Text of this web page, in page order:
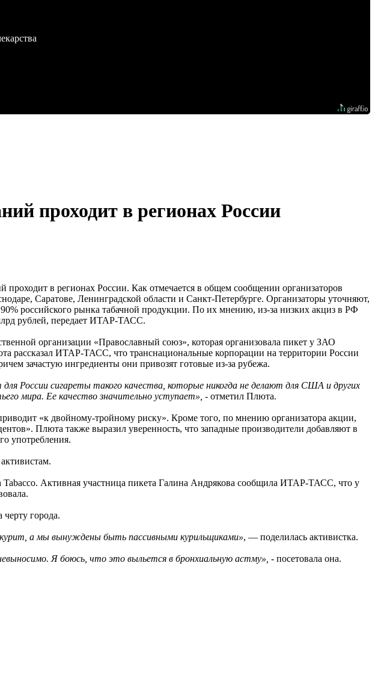
проходит в регионах России
в регионах России. Как отмечается в общем сообщении организаторов
Саратове, Ленинградской области и Санкт-Петербурге. Организаторы уточняют,
российского рынка табачной продукции. По их мнению, из-за низких акциз в РФ
рублей, передает ИТАР-ТАСС.
организации «Православный союз», которая организовала пикет у ЗАО
рассказал ИТАР-ТАСС, что транснациональные корпорации на территории России
зачастую ингредиенты они привозят готовые из-за рубежа.
для России сигареты такого качества, которые никогда не делают для США и других
мира. Ее качество значительно уступает», - отметил Плюта.
«к двойному-тройному риску». Кроме того, по мнению организатора акции,
Плюта также выразил уверенность, что западные производители добавляют в
употребления.
Активная участница пикета Галина Андрякова сообщила ИТАР-ТАСС, что у
города.
а мы вынуждены быть пассивными курильщиками», — поделилась активистка.
Я боюсь, что это выльется в бронхиальную астму», - посетовала она.